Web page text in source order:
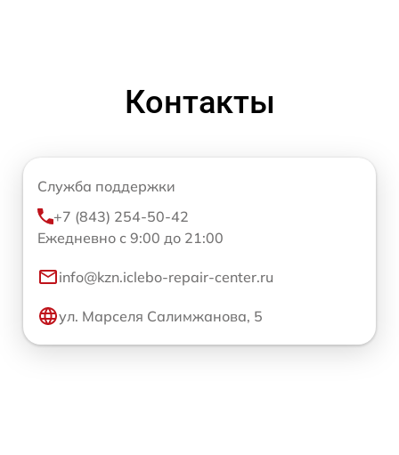
Контакты
Служба поддержки
+7 (843) 254-50-42
Ежедневно с 9:00 до 21:00
info@kzn.iclebo-repair-center.ru
ул. Марселя Салимжанова, 5